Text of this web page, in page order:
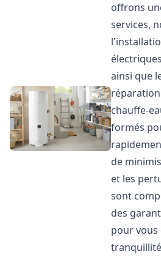
offrons
services,
ainsi que
chauffe-
formés
de
et les
sont
des
pour